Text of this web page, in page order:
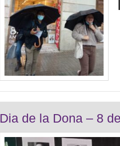
Dia de la Dona – 8